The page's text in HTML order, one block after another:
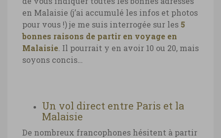
en Malaisie (j’ai accumulé les infos et photos
pour vous !) je me suis interrogée sur les 5
bonnes raisons de partir en voyage en
Malaisie . Il pourrait y en avoir 10 ou 20, mais
soyons concis…
Un vol direct entre Paris et la
Malaisie
De nombreux francophones hésitent à partir